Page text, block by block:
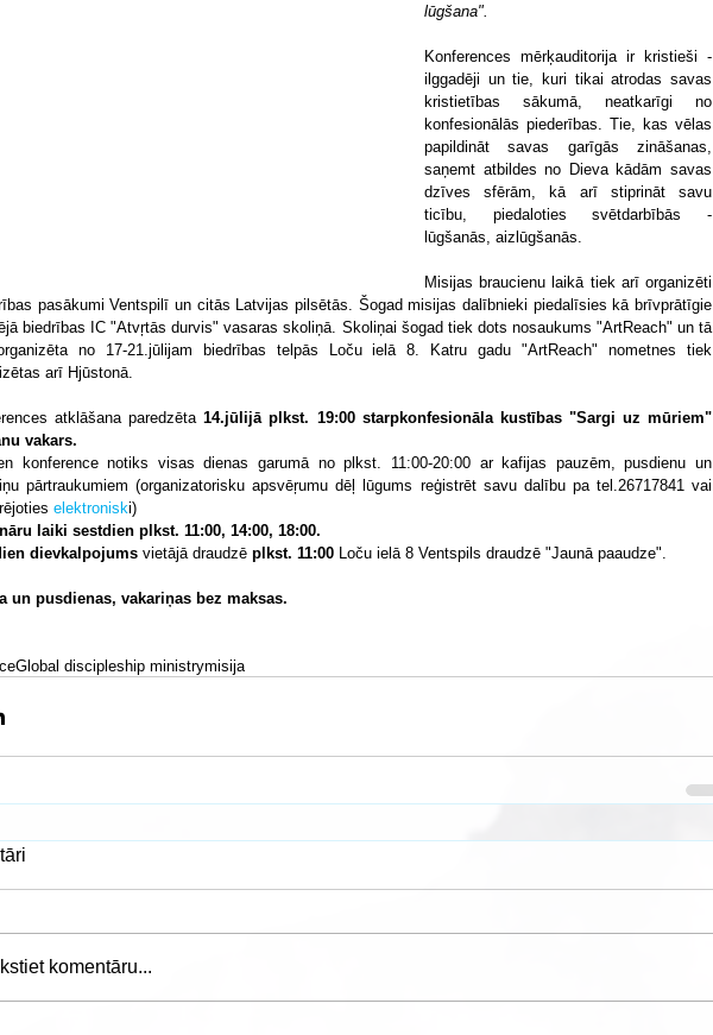
lūgšana".
Konferences mērķauditorija ir kristieši -
ilggadēji un tie, kuri tikai atrodas savas
kristietības sākumā, neatkarīgi no
konfesionālās piederības. Tie, kas vēlas
papildināt savas garīgās zināšanas,
saņemt atbildes no Dieva kādām savas
dzīves sfērām, kā arī stiprināt savu
ticību, piedaloties svētdarbībās -
lūgšanās, aizlūgšanās.
Misijas braucienu laikā tiek arī organizēti
pasākumi Ventspilī un citās Latvijas pilsētās. Šogad misijas dalībnieki piedalīsies kā brīvprātīgie
biedrības IC "Atvŗtās durvis" vasaras skoliņā. Skoliņai šogad tiek dots nosaukums "ArtReach" un tā
no 17-21.jūlijam biedrības telpās Loču ielā 8. Katru gadu "ArtReach" nometnes tiek
arī Hjūstonā.
atklāšana paredzēta 14.jūlijā plkst. 19:00 starpkonfesionāla kustības "Sargi uz mūriem"
vakars.
konference notiks visas dienas garumā no plkst. 11:00-20:00 ar kafijas pauzēm, pusdienu un
pārtraukumiem (organizatorisku apsvēŗumu dēļ lūgums reģistrēt savu dalību pa tel.26717841 vai
elektroniski)
laiki sestdien plkst. 11:00, 14:00, 18:00.
dievkalpojums vietājā draudzē plkst. 11:00 Loču ielā 8 Ventspils draudzē "Jaunā paaudze".
un pusdienas, vakariņas bez maksas.
Global discipleship ministrymisija
komentāru...